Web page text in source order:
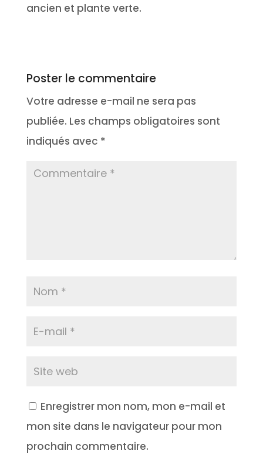
ancien et plante verte.
Poster le commentaire
Votre adresse e-mail ne sera pas
publiée. Les champs obligatoires sont
indiqués avec *
Enregistrer mon nom, mon e-mail et
mon site dans le navigateur pour mon
prochain commentaire.